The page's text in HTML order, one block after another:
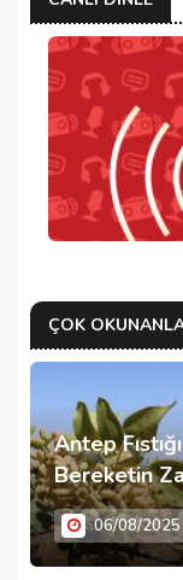
ÇOK
Antep
Bereketin
06/08/2025